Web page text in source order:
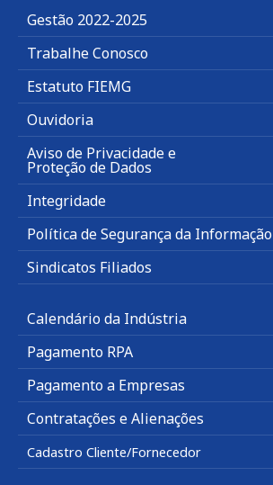
Gestão 2022-2025
Trabalhe Conosco
Estatuto FIEMG
Ouvidoria
Aviso de Privacidade e
Proteção de Dados
Integridade
Política de Segurança da Informação
Sindicatos Filiados
Calendário da Indústria
Pagamento RPA
Pagamento a Empresas
Contratações e Alienações
Cadastro Cliente/Fornecedor